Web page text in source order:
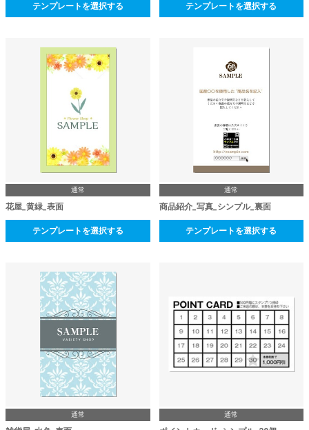
テンプレートを選択する テンプレートを選択する
通常
花屋_黄緑_表面
テンプレートを選択する
通常
商品紹介_写真_シンプル_裏面
テンプレートを選択する
通常 通常